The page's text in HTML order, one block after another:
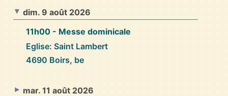
dim. 9 août 2026
11h00 - Messe dominicale
Eglise: Saint Lambert
4690 Boirs, be
mar. 11 août 2026